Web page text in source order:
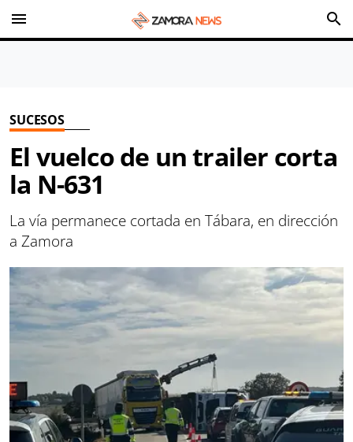
menu search
SUCESOS
El vuelco de un trailer corta
la N-631
La vía permanece cortada en Tábara, en dirección
a Zamora